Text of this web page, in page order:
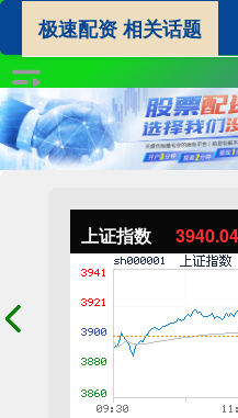
上证指数 3940.04
极速配资 相关话题